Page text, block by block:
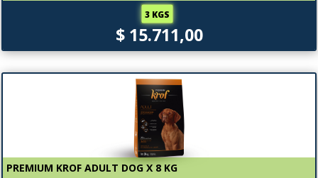
3 KGS
$ 15.711,00
PREMIUM KROF ADULT DOG X 8 KG